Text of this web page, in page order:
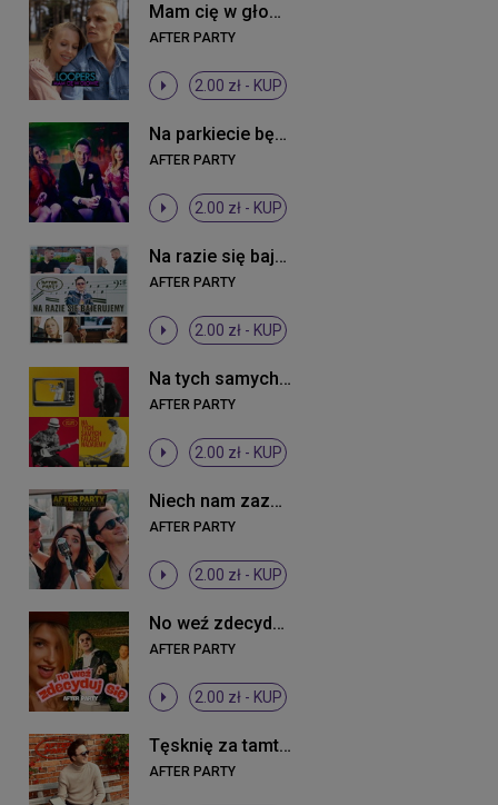
Mam cię w głowie
AFTER PARTY
2.00 zł - KUP
Na parkiecie będziesz wywijała
AFTER PARTY
2.00 zł - KUP
Na razie się bajerujemy
AFTER PARTY
2.00 zł - KUP
Na tych samych falach nadajemy
AFTER PARTY
2.00 zł - KUP
Niech nam zazdrości cały świat
AFTER PARTY
2.00 zł - KUP
No weź zdecyduj się
AFTER PARTY
2.00 zł - KUP
Tęsknię za tamtymi latami
AFTER PARTY